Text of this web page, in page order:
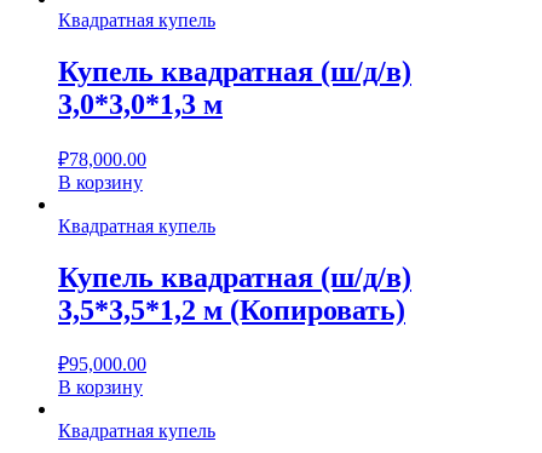
Квадратная купель
Купель квадратная (ш/д/в)
3,0*3,0*1,3 м
₽78,000.00
В корзину
Квадратная купель
Купель квадратная (ш/д/в)
3,5*3,5*1,2 м (Копировать)
₽95,000.00
В корзину
Квадратная купель